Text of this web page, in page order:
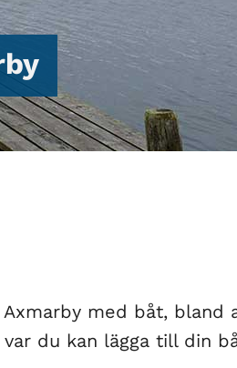
med båt, bland
du kan lägga till din